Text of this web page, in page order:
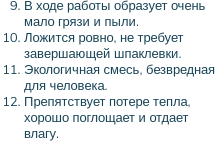
В ходе работы образует очень
мало грязи и пыли.
Ложится ровно, не требует
завершающей шпаклевки.
Экологичная смесь, безвредная
для человека.
Препятствует потере тепла,
хорошо поглощает и отдает
влагу.